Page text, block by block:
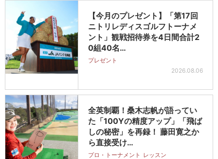
【今月のプレゼント】「第17回
ニトリレディスゴルフトーナメ
ント」観戦招待券を4日間合計2
0組40名…
プレゼント
2026.08.06
全英制覇！桑木志帆が語ってい
た「100Yの精度アップ」「飛ば
しの秘密」を再録！ 藤田寛之か
ら直接受け…
プロ・トーナメント レッスン